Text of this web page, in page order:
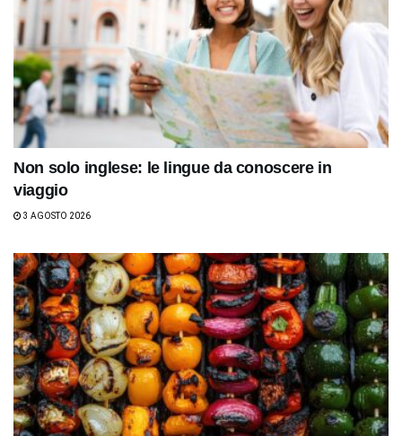
Non solo inglese: le lingue da conoscere in
viaggio
3 AGOSTO 2026